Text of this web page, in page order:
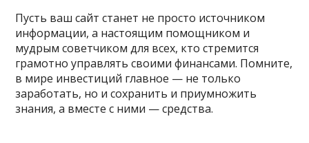
Пусть ваш сайт станет не просто источником
информации, а настоящим помощником и
мудрым советчиком для всех, кто стремится
грамотно управлять своими финансами. Помните,
в мире инвестиций главное — не только
заработать, но и сохранить и приумножить
знания, а вместе с ними — средства.